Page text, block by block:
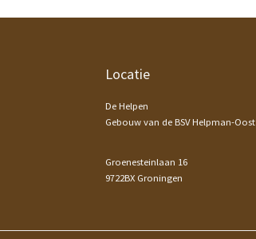
Locatie
De Helpen
Gebouw van de BSV Helpman-Oost
Groenesteinlaan 16
9722BX Groningen